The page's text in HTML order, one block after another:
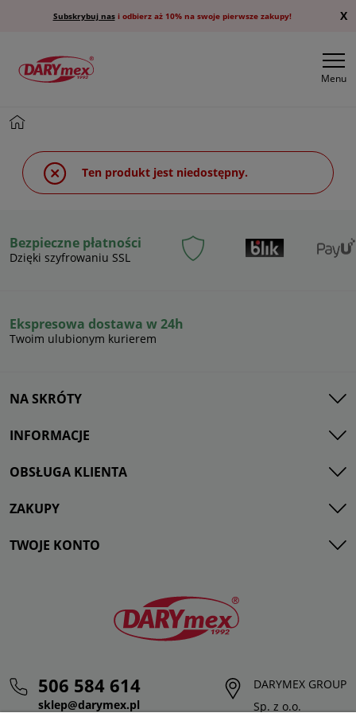
Subskrybuj nasi odbierz aż 10% na swoje pierwsze zakupy! X
Menu
Ten produkt jest niedostępny.
Bezpieczne płatności
Dzięki szyfrowaniu SSL
Ekspresowa dostawa w 24h
Twoim ulubionym kurierem
NA SKRÓTY
INFORMACJE
OBSŁUGA KLIENTA
ZAKUPY
TWOJE KONTO
506 584 614
sklep@darymex.pl
DARYMEX GROUP
Sp. z o.o.